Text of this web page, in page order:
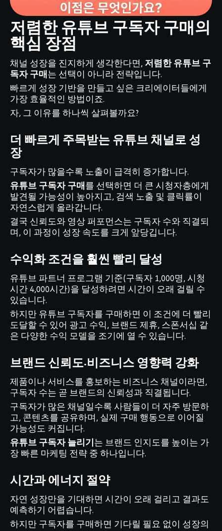
저렴한 유튜브 구독자 구매의
핵심 장점
채널 성장을 진지하게 생각한다면, 저렴한 유튜브 구
독자 구매는 선택이 아니라 전략입니다.
빠르게 성장 기반을 만들고 싶은 크리에이터들에게
가장 효율적인 방법이죠.
자, 그 이유를 하나씩 살펴볼까요?
더 빠르게 주목받는 유튜브 채널로 성
장
구독자가 많을수록 노출이 급격히 증가합니다.
유튜브 구독자 구매를 선택하면 더 큰 시청자층에게
발견될 가능성이 높아지고, 검색 노출 및 클릭률이
자연스럽게 올라갑니다.
결국 신뢰도와 영상 퍼포먼스는 구독자 수와 직결되
며, 이 과정이 성장 속도를 크게 앞당깁니다.
수익화 조건을 훨씬 빨리 달성
유튜브 파트너 프로그램 기준(구독자 1,000명, 시청
시간 4,000시간)을 달성하려면 시간이 오래 걸릴 수
있습니다.
하지만 유튜브 구독자를 구매하면 이 조건에 더 빨리
도달할 수 있어 광고 수익, 브랜드 제휴, 스폰서십 같
은 다양한 수익 모델을 조기에 열 수 있습니다.
브랜드 신뢰도·비즈니스 영향력 강화
제품이나 서비스를 홍보하는 비즈니스 채널이라면,
구독자 수는 곧 브랜드의 신뢰성과 직결됩니다.
구독자가 많은 채널일수록 사람들이 더 자주 방문하
고, 콘텐츠를 공유하며, 실제 구매 행동으로 이어질
가능성도 커집니다.
유튜브 구독자 늘리기는 브랜드 인지도를 높이는 가
장 빠른 마케팅 전략 중 하나입니다.
시간과 에너지 절약
자연 성장만을 기대하면 시간이 오래 걸리고 결과도
예측하기 어렵습니다.
하지만 구독자를 구매하면 기다릴 필요 없이 성장의